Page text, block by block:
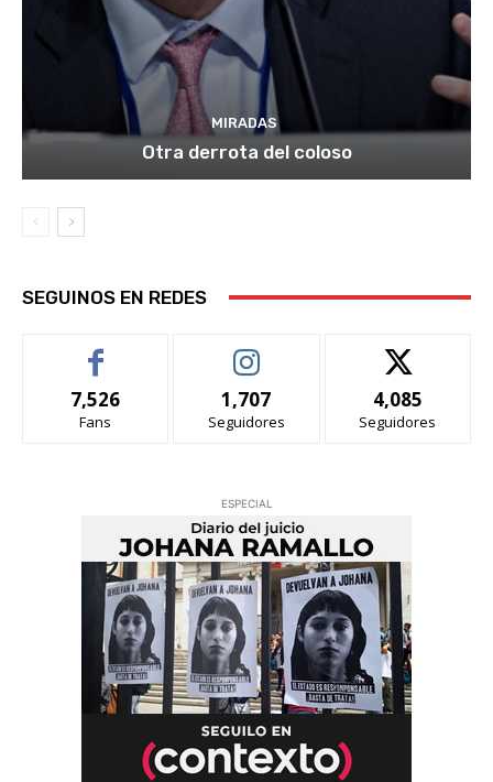
MIRADAS
Otra derrota del coloso
SEGUINOS EN REDES
7,526
Fans
1,707
Seguidores
4,085
Seguidores
ESPECIAL